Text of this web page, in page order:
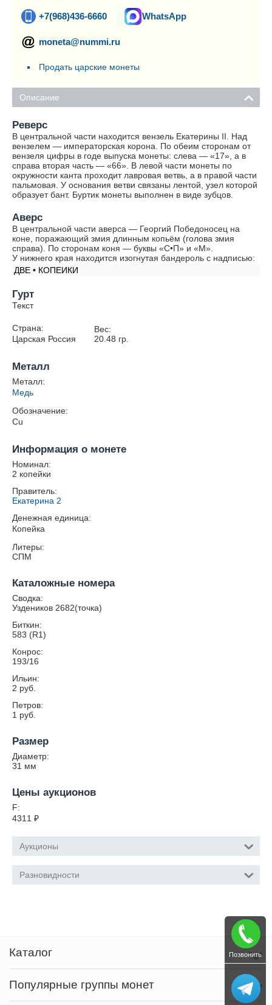
+7(968)436-6660 WhatsApp
moneta@nummi.ru
Продать царские монеты
Описание
Реверс
В центральной части находится вензель Екатерины II. Над
вензелем — императорская корона. По обеим сторонам от
вензеля цифры в годе выпуска монеты: слева — «17», а в
справа вторая часть — «66». В левой части монеты по
окружности канта проходит лавровая ветвь, а в правой части
пальмовая. У основания ветви связаны лентой, узел которой
образует бант. Буртик монеты выполнен в виде зубцов.
Аверс
В центральной части аверса — Георгий Победоносец на
коне, поражающий змия длинным копьём (голова змия
справа). По сторонам коня — буквы «С•П» и «М».
У нижнего края находится изогнутая бандероль с надписью:
ДВЕ • КОПЕИКИ
Гурт
Текст
Страна:
Царская Россия
Вес:
20.48 гр.
Металл
Металл:
Медь
Обозначение:
Cu
Информация о монете
Номинал:
2 копейки
Правитель:
Екатерина 2
Денежная единица:
Копейка
Литеры:
СПМ
Каталожные номера
Сводка:
Уздеников 2682(точка)
Биткин:
583 (R1)
Конрос:
193/16
Ильин:
2 руб.
Петров:
1 руб.
Размер
Диаметр:
31 мм
Цены аукционов
F:
4311 ₽
Аукционы
Разновидности
Каталог
Популярные группы монет
Позвонить